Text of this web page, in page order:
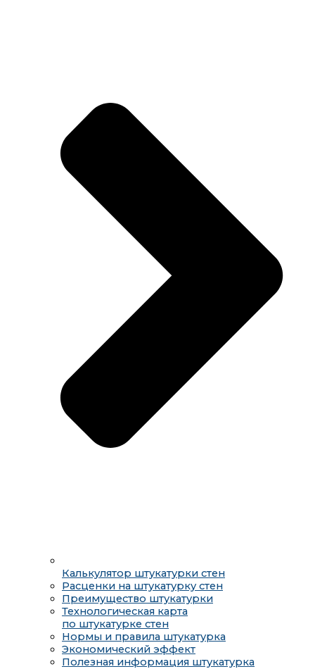
Калькулятор штукатурки стен
Расценки на штукатурку стен
Преимущество штукатурки
Технологическая карта
по штукатурке стен
Нормы и правила штукатурка
Экономический эффект
Полезная информация штукатурка